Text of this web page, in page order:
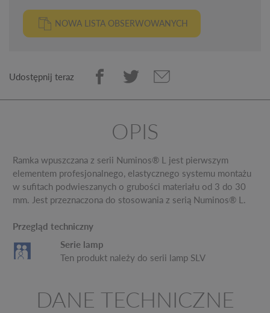
NOWA LISTA OBSERWOWANYCH
Udostępnij teraz
OPIS
Ramka wpuszczana z serii Numinos® L jest pierwszym
elementem profesjonalnego, elastycznego systemu montażu
w sufitach podwieszanych o grubości materiału od 3 do 30
mm. Jest przeznaczona do stosowania z serią Numinos® L.
Przegląd techniczny
Serie lamp
Ten produkt należy do serii lamp SLV
DANE TECHNICZNE